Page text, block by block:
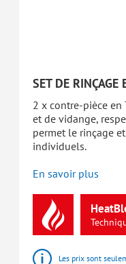
SET DE
2 x contre-pièce
et de vidange,
permet le rinçage
individuels.
En savoir plus
Les prix sont